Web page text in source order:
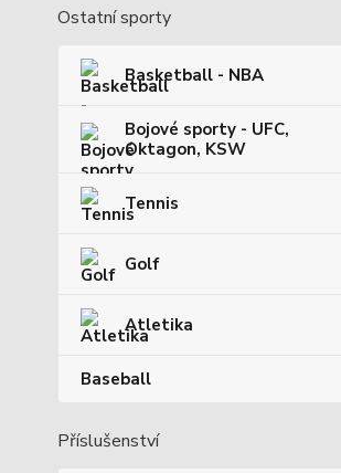
Ostatní sporty
Basketball - NBA
Bojové sporty - UFC,
Oktagon, KSW
Tennis
Golf
Atletika
Baseball
Příslušenství